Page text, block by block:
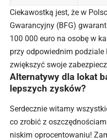
Ciekawostką jest, że w
Gwarancyjny (BFG)
100 000 euro na osobę w
przy odpowiednim podziale
zwiększyć swoje
Alternatywy dla lokat
lepszych zysków?
Serdecznie witamy
co zrobić z
niskim oprocentowaniu!